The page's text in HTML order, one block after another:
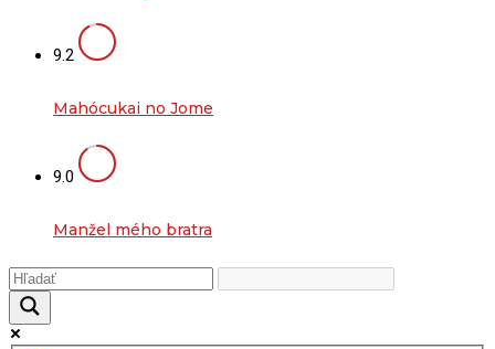
9.2
Mahócukai no Jome
9.0
Manžel mého bratra